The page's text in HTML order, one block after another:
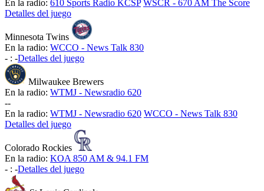
En la radio: 610 Sports Radio KCSP WSCR - 670 AM The Score
Detalles del juego
Minnesota Twins
En la radio: WCCO - News Talk 830
- : -Detalles del juego
Milwaukee Brewers
En la radio: WTMJ - Newsradio 620
--
En la radio: WTMJ - Newsradio 620 WCCO - News Talk 830
Detalles del juego
Colorado Rockies
En la radio: KOA 850 AM & 94.1 FM
- : -Detalles del juego